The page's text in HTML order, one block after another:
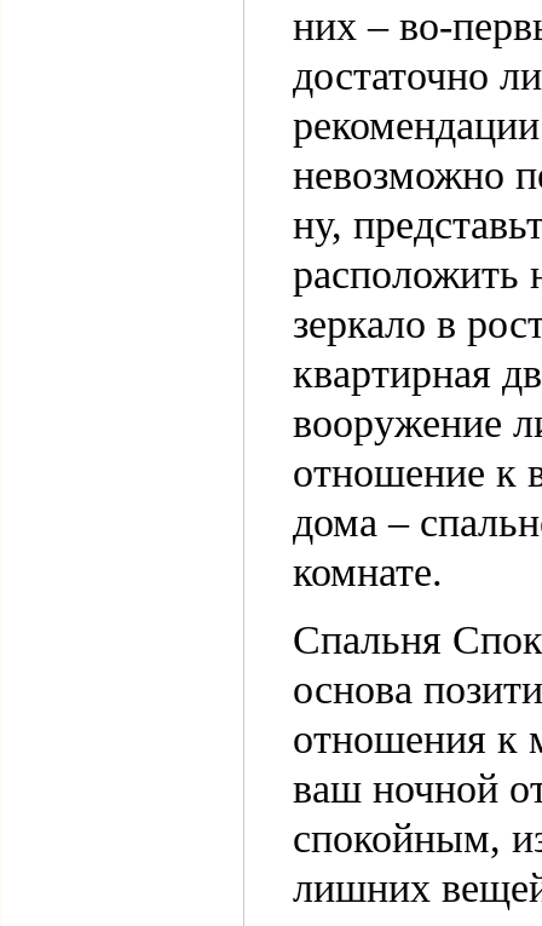
них – во-
достаточно
невозможно
ну,
расположить
зеркало в
квартирная
вооружение
отношение к
дома –
комнате.
Спальня
основа
отношения к
ваш ночной
спокойным,
лишних